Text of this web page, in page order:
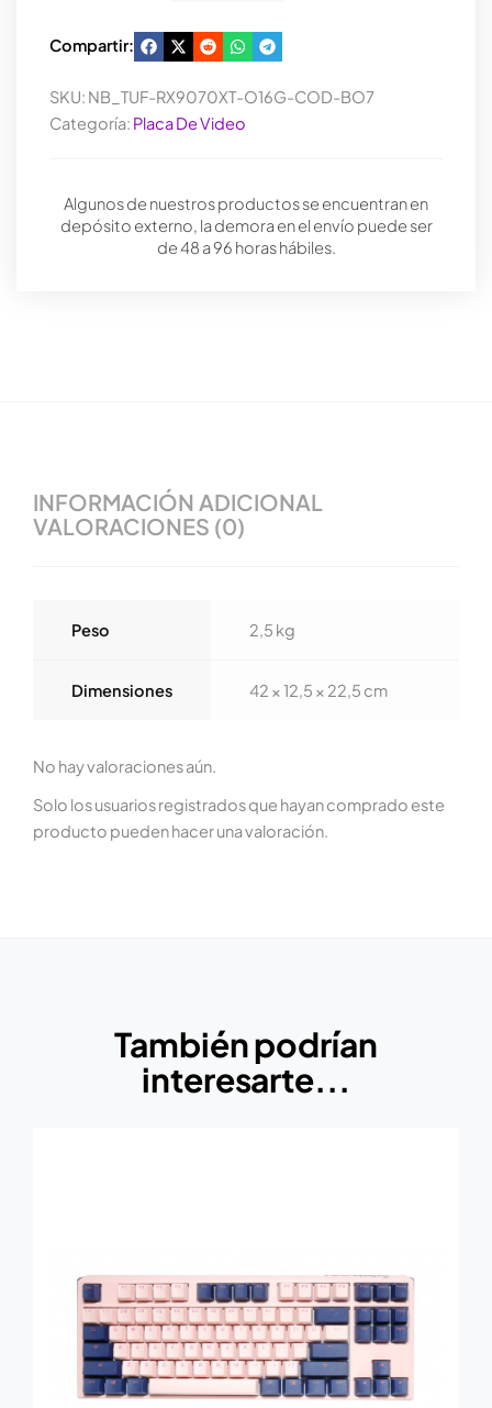
Compartir:
SKU: NB_TUF-RX9070XT-O16G-COD-BO7
Categoría: Placa De Video
Algunos de nuestros productos se encuentran en
depósito externo, la demora en el envío puede ser
de 48 a 96 horas hábiles.
INFORMACIÓN ADICIONAL
VALORACIONES (0)
Peso 2,5 kg
Dimensiones 42 × 12,5 × 22,5 cm
No hay valoraciones aún.
Solo los usuarios registrados que hayan comprado este
producto pueden hacer una valoración.
También podrían
interesarte...